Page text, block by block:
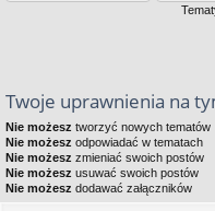
Twoje uprawnienia na
Nie możesz tworzyć nowych tematów
Nie możesz odpowiadać w tematach
Nie możesz zmieniać swoich postów
Nie możesz usuwać swoich postów
Nie możesz dodawać załączników